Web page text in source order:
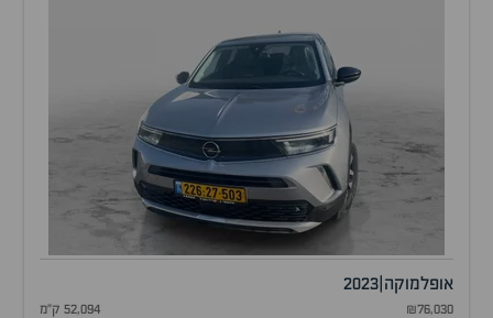
אופלמוקה 2023
₪76,030 52,094 ק"מ